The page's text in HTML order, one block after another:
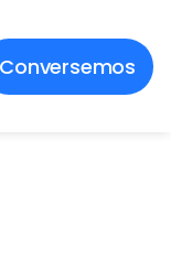
Conversemos